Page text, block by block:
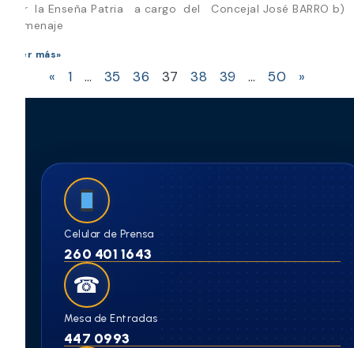
Izar la Enseña Patria a cargo del Concejal José BARRO b)
Homenaje
Leer más»
« 1 … 35 36 37 38 39 … 50 »
Celular de Prensa
260 401 1643
☎
Mesa de Entradas
447 0993